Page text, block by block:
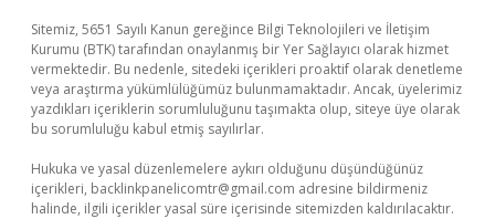
Sitemiz, 5651 Sayılı Kanun gereğince Bilgi Teknolojileri ve İletişim
Kurumu (BTK) tarafından onaylanmış bir Yer Sağlayıcı olarak hizmet
vermektedir. Bu nedenle, sitedeki içerikleri proaktif olarak denetleme
veya araştırma yükümlülüğümüz bulunmamaktadır. Ancak, üyelerimiz
yazdıkları içeriklerin sorumluluğunu taşımakta olup, siteye üye olarak
bu sorumluluğu kabul etmiş sayılırlar.
Hukuka ve yasal düzenlemelere aykırı olduğunu düşündüğünüz
içerikleri, backlinkpanelicomtr@gmail.com adresine bildirmeniz
halinde, ilgili içerikler yasal süre içerisinde sitemizden kaldırılacaktır.